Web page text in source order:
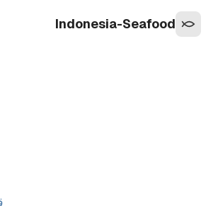
Indonesia-Seafood